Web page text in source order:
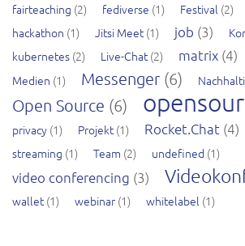
fairteaching (2) fediverse (1) Festival (2)
hackathon (1) Jitsi Meet(1) job (3)
kubernetes (2) Live-Chat(2) matrix (4)
Medien (1) Messenger (6)
Open Source (6)
privacy (1) Projekt(1) Rocket.Chat (4)
streaming (1) Team (2) undefined (1)
video conferencing (3)
wallet(1) webinar (1) whitelabel (1)